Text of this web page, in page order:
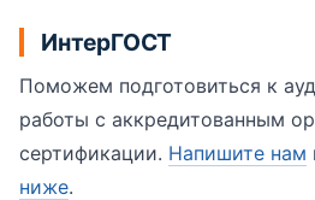
ИнтерГОСТ
Поможем подготовиться к
работы с аккредитованным
сертификации. Напишите нам
ниже.